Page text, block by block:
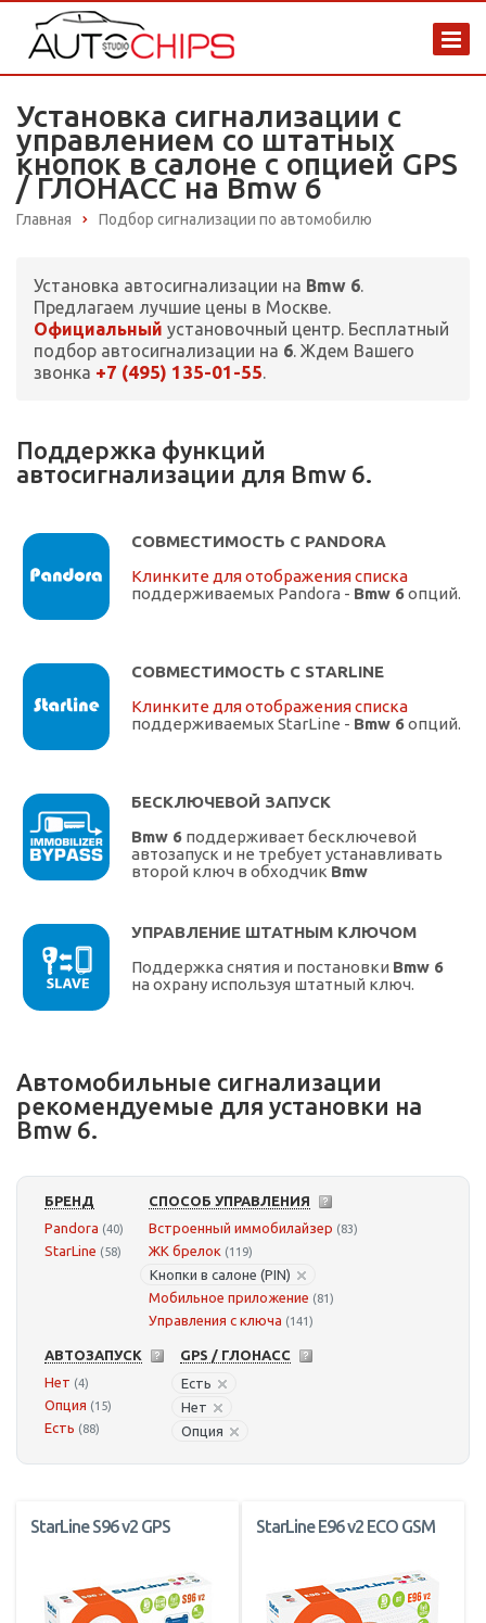
Установка сигнализации с
управлением со штатных
кнопок в салоне с опцией GPS
/ ГЛОНАСС на Bmw 6
Главная Подбор сигнализации по автомобилю
Установка автосигнализации на Bmw 6.
Предлагаем лучшие цены в Москве.
Официальный установочный центр. Бесплатный
подбор автосигнализации на 6. Ждем Вашего
звонка +7 (495) 135-01-55.
Поддержка функций
автосигнализации для Bmw 6.
СОВМЕСТИМОСТЬ С PANDORA
Клинките для отображения списка
поддерживаемых Pandora - Bmw 6опций.
СОВМЕСТИМОСТЬ С STARLINE
Клинките для отображения списка
поддерживаемых StarLine - Bmw 6опций.
БЕСКЛЮЧЕВОЙ ЗАПУСК
Bmw 6 поддерживает бесключевой
автозапуск и не требует устанавливать
второй ключ в обходчик Bmw
УПРАВЛЕНИЕ ШТАТНЫМ КЛЮЧОМ
Поддержка снятия и постановки Bmw 6
на охрану используя штатный ключ.
Автомобильные сигнализации
рекомендуемые для установки на
Bmw 6.
БРЕНД
Pandora (40)
StarLine (58)
СПОСОБ УПРАВЛЕНИЯ
Встроенный иммобилайзер (83)
ЖК брелок (119)
Кнопки в салоне (PIN)
Мобильное приложение (81)
Управления с ключа (141)
АВТОЗАПУСК
Нет (4)
Опция (15)
Есть (88)
GPS / ГЛОНАСС
Есть
Нет
Опция
StarLine S96 v2 GPS StarLine E96 v2 ECO GSM